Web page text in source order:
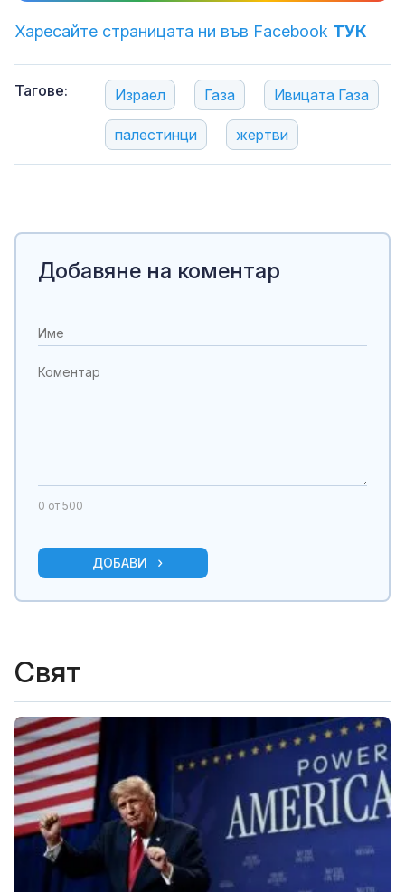
Харесайте страницата ни във Facebook ТУК
Тагове: Израел Газа Ивицата Газа
палестинци жертви
Добавяне на коментар
0 от 500
ДОБАВИ
Свят